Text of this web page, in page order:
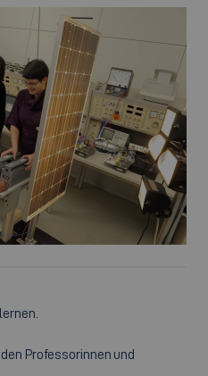
Professorinnen und